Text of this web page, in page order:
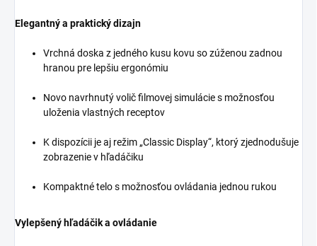
Elegantný a praktický dizajn
Vrchná doska z jedného kusu kovu so zúženou zadnou
hranou pre lepšiu ergonómiu
Novo navrhnutý volič filmovej simulácie s možnosťou
uloženia vlastných receptov
K dispozícii je aj režim „Classic Display“, ktorý zjednodušuje
zobrazenie v hľadáčiku
Kompaktné telo s možnosťou ovládania jednou rukou
Vylepšený hľadáčik a ovládanie